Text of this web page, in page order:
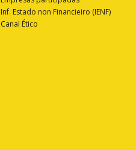
Inf. Estado non Financieiro (IENF)
Canal Ético